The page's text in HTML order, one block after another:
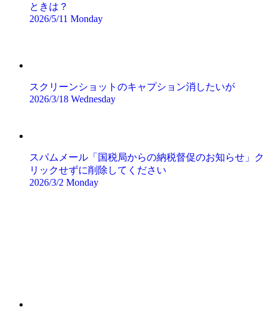
ときは？
2026/5/11 Monday
スクリーンショットのキャプション消したいが
2026/3/18 Wednesday
スパムメール「国税局からの納税督促のお知らせ」ク
リックせずに削除してください
2026/3/2 Monday